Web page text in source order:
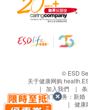
© ESD
关于健康网购
加入我們
生活易旗下业务： 新婚
健康